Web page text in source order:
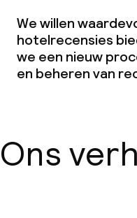
We willen
hotelrecensies
we een nieuw
en beheren van
Ons